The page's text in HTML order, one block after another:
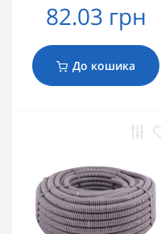
82.03 грн
До кошика